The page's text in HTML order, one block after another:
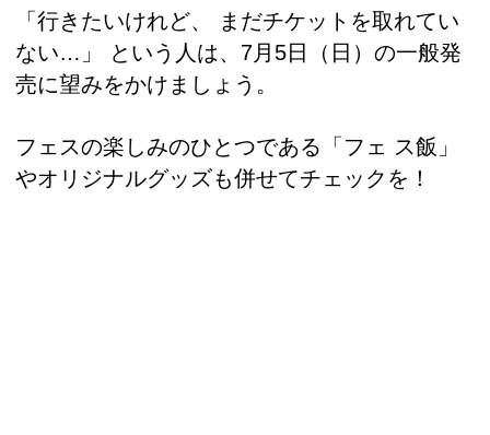
「行きたいけれど、 まだチケットを取れてい
ない…」 という人は、7月5日（日）の一般発
売に望みをかけましょう。
フェスの楽しみのひとつである「フェ ス飯」
やオリジナルグッズも併せてチェックを！